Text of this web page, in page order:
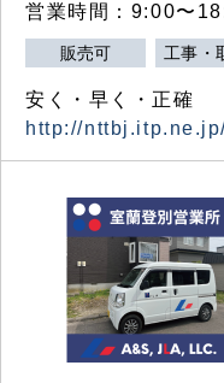
営業時間：9:00〜
販売可 工事・
安く・早く・正確
http://